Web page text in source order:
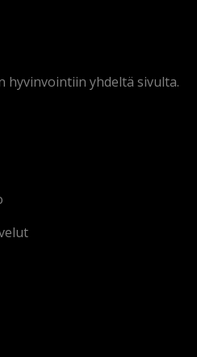
hyvinvointiin yhdeltä sivulta.